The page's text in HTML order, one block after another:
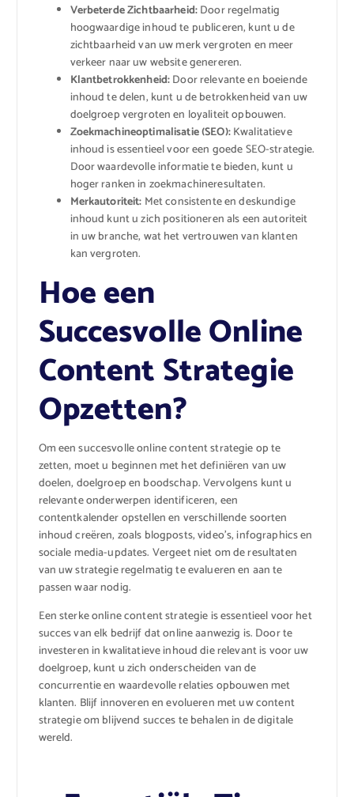
Verbeterde Zichtbaarheid:Door regelmatig
hoogwaardige inhoud te publiceren, kunt u de
zichtbaarheid van uw merk vergroten en meer
verkeer naar uw website genereren.
Klantbetrokkenheid:Door relevante en boeiende
inhoud te delen, kunt u de betrokkenheid van uw
doelgroep vergroten en loyaliteit opbouwen.
Zoekmachineoptimalisatie (SEO):Kwalitatieve
inhoud is essentieel voor een goede SEO-strategie.
Door waardevolle informatie te bieden, kunt u
hoger ranken in zoekmachineresultaten.
Merkautoriteit: Met consistente en deskundige
inhoud kunt u zich positioneren als een autoriteit
in uw branche, wat het vertrouwen van klanten
kan vergroten.
Hoe een
Succesvolle Online
Content Strategie
Opzetten?
Om een succesvolle online content strategie op te
zetten, moet u beginnen met het definiëren van uw
doelen, doelgroep en boodschap. Vervolgens kunt u
relevante onderwerpen identificeren, een
contentkalender opstellen en verschillende soorten
inhoud creëren, zoals blogposts, video’s, infographics en
sociale media-updates. Vergeet niet om de resultaten
van uw strategie regelmatig te evalueren en aan te
passen waar nodig.
Een sterke online content strategie is essentieel voor het
succes van elk bedrijf dat online aanwezig is. Door te
investeren in kwalitatieve inhoud die relevant is voor uw
doelgroep, kunt u zich onderscheiden van de
concurrentie en waardevolle relaties opbouwen met
klanten. Blijf innoveren en evolueren met uw content
strategie om blijvend succes te behalen in de digitale
wereld.